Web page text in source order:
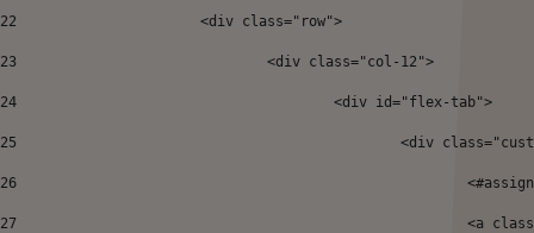
22
			<div class="row">
23
				<div class="col-12">
24
					<div id="flex-tab">
25
<div
26
27